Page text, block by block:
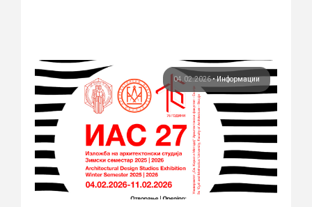
04.02.2026•Информации